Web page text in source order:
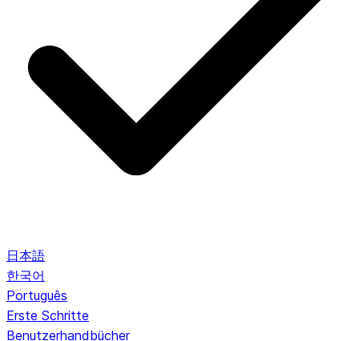
日本語
한국어
Português
Erste Schritte
Benutzerhandbücher